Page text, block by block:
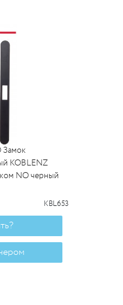
Замок
KOBLENZ
NO черный
KBL653